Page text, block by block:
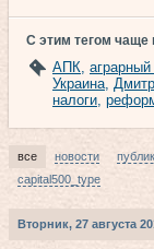
С этим тегом чаще
АПК,
Украина,
налоги,
все новости
capital500_type
Вторник, 27 августа